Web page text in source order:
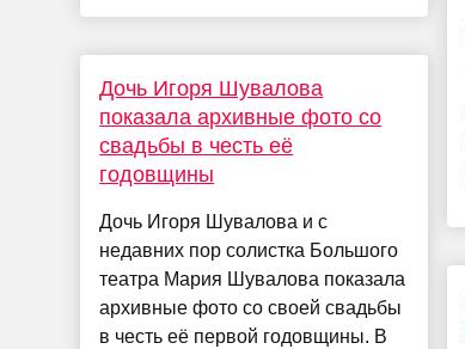
Дочь Игоря Шувалова
показала архивные фото со
свадьбы в честь её
годовщины
Дочь Игоря Шувалова и с
недавних пор солистка Большого
театра Мария Шувалова показала
архивные фото со своей свадьбы
в честь её первой годовщины. В